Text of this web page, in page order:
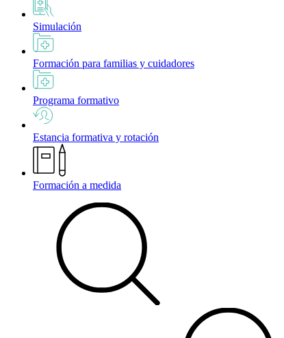
Simulación
Formación para familias y cuidadores
Programa formativo
Estancia formativa y rotación
Formación a medida